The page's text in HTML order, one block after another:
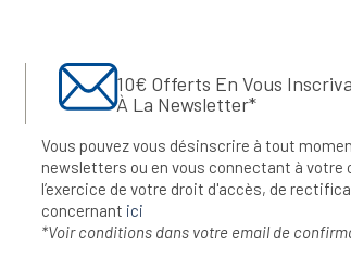
10€ Offerts En Vous
À La Newsletter*
Vous pouvez vous désinscrire à tout
newsletters ou en vous connectant à
l’exercice de votre droit d'accès, de
concernant ici
*Voir conditions dans votre email de